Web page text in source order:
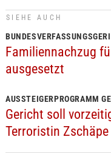
SIEHE AUCH
Familiennachzug
ausgesetzt
AUSSTEIGERPROGRAMM
Gericht soll
Terroristin